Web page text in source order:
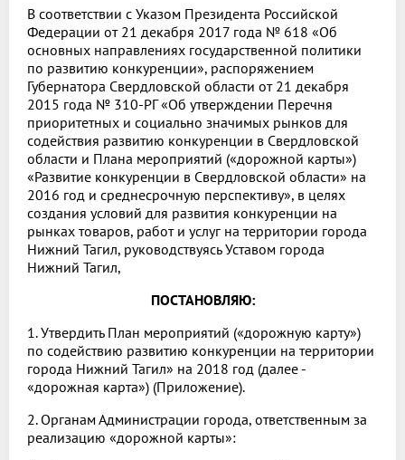
В соответствии с Указом Президента Российской
Федерации от 21 декабря 2017 года № 618 «Об
основных направлениях государственной политики
по развитию конкуренции», распоряжением
Губернатора Свердловской области от 21 декабря
2015 года № 310-РГ «Об утверждении Перечня
приоритетных и социально значимых рынков для
содействия развитию конкуренции в Свердловской
области и Плана мероприятий («дорожной карты»)
«Развитие конкуренции в Свердловской области» на
2016 год и среднесрочную перспективу», в целях
создания условий для развития конкуренции на
рынках товаров, работ и услуг на территории города
Нижний Тагил, руководствуясь Уставом города
Нижний Тагил,
ПОСТАНОВЛЯЮ:
1. Утвердить План мероприятий («дорожную карту»)
по содействию развитию конкуренции на территории
города Нижний Тагил» на 2018 год (далее -
«дорожная карта») (Приложение).
2. Органам Администрации города, ответственным за
реализацию «дорожной карты»: